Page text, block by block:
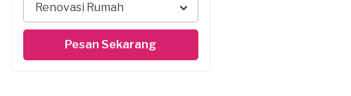
Renovasi Rumah
Pesan Sekarang